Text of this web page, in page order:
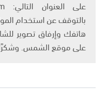
بالتوقف عن استخدام
هاتفك وإرفاق تصوير
على موقع الشمس.